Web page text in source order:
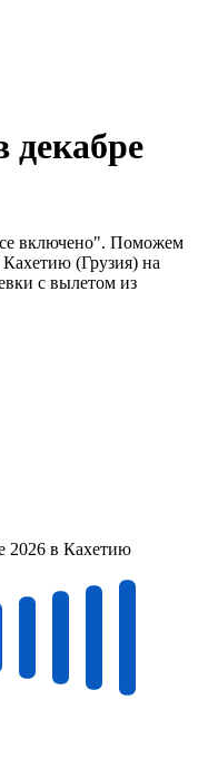
включено". Поможем
(Грузия) на
с вылетом из
2026 в Кахетию